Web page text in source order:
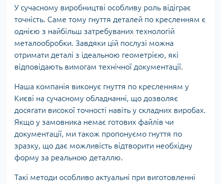
У сучасному виробництві особливу роль відіграє
точність. Саме тому гнуття деталей по кресленням є
однією з найбільш затребуваних технологій
металообробки. Завдяки цій послузі можна
отримати деталі з ідеальною геометрією, які
відповідають вимогам технічної документації.
Наша компанія виконує гнуття по кресленням у
Києві на сучасному обладнанні, що дозволяє
досягати високої точності навіть у складних виробах.
Якщо у замовника немає готових файлів чи
документації, ми також пропонуємо гнуття по
зразку, що дає можливість відтворити необхідну
форму за реальною деталлю.
Такі методи особливо актуальні при виготовленні